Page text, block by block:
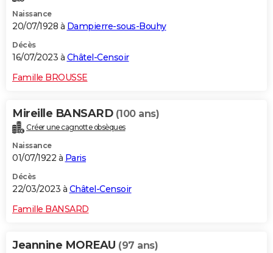
Naissance
20/07/1928 à Dampierre-sous-Bouhy
Décès
16/07/2023 à Châtel-Censoir
Famille BROUSSE
Mireille BANSARD (100 ans)
Créer une cagnotte obsèques
Naissance
01/07/1922 à Paris
Décès
22/03/2023 à Châtel-Censoir
Famille BANSARD
Jeannine MOREAU (97 ans)